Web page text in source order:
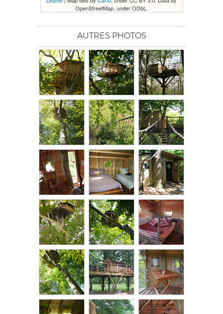
OpenStreetMap, under ODbL.
AUTRES PHOTOS